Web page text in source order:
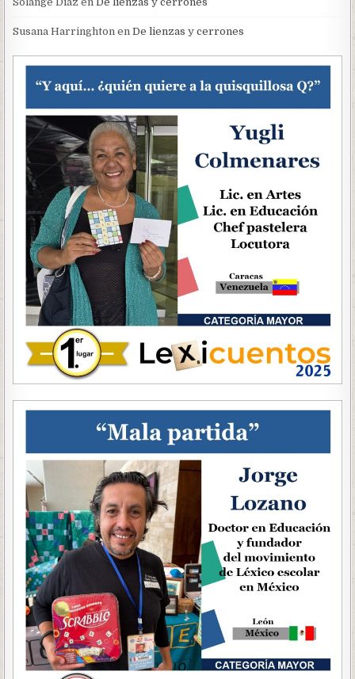
Susana Harringhton enDe lienzas y cerrones